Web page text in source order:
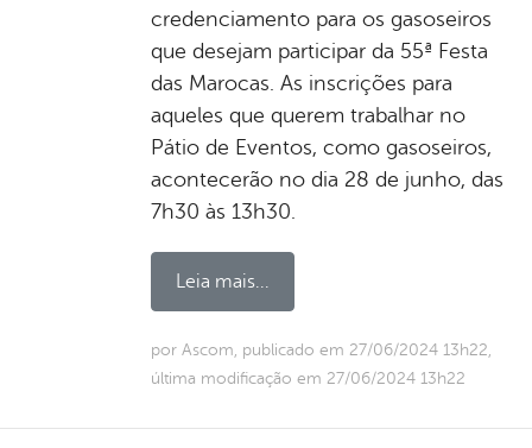
credenciamento para os gasoseiros
que desejam participar da 55ª Festa
das Marocas. As inscrições para
aqueles que querem trabalhar no
Pátio de Eventos, como gasoseiros,
acontecerão no dia 28 de junho, das
7h30 às 13h30.
Leia mais...
por Ascom, publicado em 27/06/2024 13h22,
última modificação em 27/06/2024 13h22